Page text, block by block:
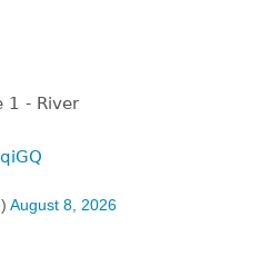
1 - River
August 8, 2026